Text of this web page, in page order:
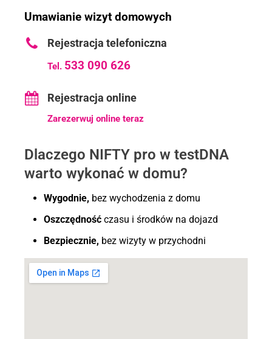
Umawianie wizyt domowych
Rejestracja telefoniczna
Tel. 533 090 626
Rejestracja online
Zarezerwuj online teraz
Dlaczego NIFTY pro w testDNA
warto wykonać w domu?
Wygodnie, bez wychodzenia z domu
Oszczędność czasu i środków na dojazd
Bezpiecznie, bez wizyty w przychodni